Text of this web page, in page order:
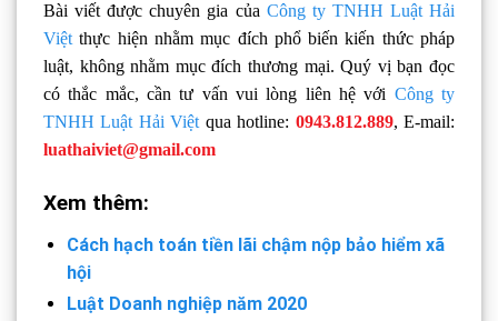
Bài viết được chuyên gia của Công ty TNHH Luật Hải
Việt thực hiện nhằm mục đích phổ biến kiến thức pháp
luật, không nhằm mục đích thương mại. Quý vị bạn đọc
có thắc mắc, cần tư vấn vui lòng liên hệ với Công ty
TNHH Luật Hải Việt qua hotline: 0943.812.889, E-mail:
luathaiviet@gmail.com
Xem thêm:
Cách hạch toán tiền lãi chậm nộp bảo hiểm xã
hội
Luật Doanh nghiệp năm 2020